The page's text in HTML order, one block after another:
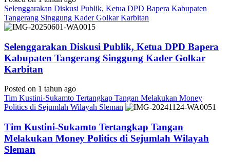
Selenggarakan Diskusi Publik, Ketua DPD Bapera Kabupaten
Tangerang Singgung Kader Golkar Karbitan
Selenggarakan Diskusi Publik, Ketua DPD Bapera
Kabupaten Tangerang Singgung Kader Golkar
Karbitan
Posted on 1 tahun ago
Tim Kustini-Sukamto Tertangkap Tangan Melakukan Money
Politics di Sejumlah Wilayah Sleman
Tim Kustini-Sukamto Tertangkap Tangan
Melakukan Money Politics di Sejumlah Wilayah
Sleman